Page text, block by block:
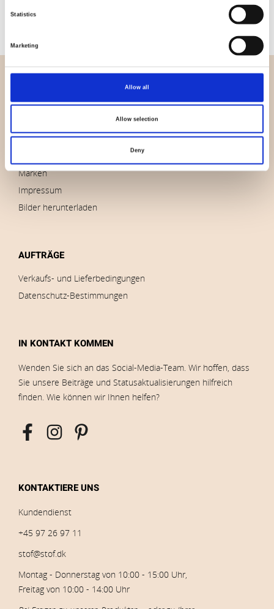
Statistics
Marketing
Allow all
Allow selection
Deny
Wer sind wir
Nachricht
Marken
Impressum
Bilder herunterladen
AUFTRÄGE
Verkaufs- und Lieferbedingungen
Datenschutz-Bestimmungen
IN KONTAKT KOMMEN
Wenden Sie sich an das Social-Media-Team. Wir hoffen, dass
Sie unsere Beiträge und Statusaktualisierungen hilfreich
finden. Wie können wir Ihnen helfen?
KONTAKTIERE UNS
Kundendienst
+45 97 26 97 11
stof@stof.dk
Montag - Donnerstag von 10:00 - 15:00 Uhr,
Freitag von 10:00 - 14:00 Uhr